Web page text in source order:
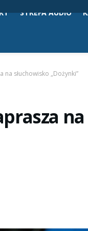
STREFA AUDIO
na słuchowisko „Dożynki”